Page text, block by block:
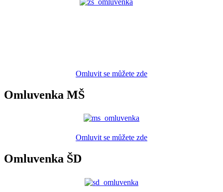
Omluvit se můžete zde
Omluvenka MŠ
Omluvit se můžete zde
Omluvenka ŠD